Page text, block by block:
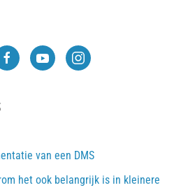
van een DMS
het ook belangrijk is in kleinere